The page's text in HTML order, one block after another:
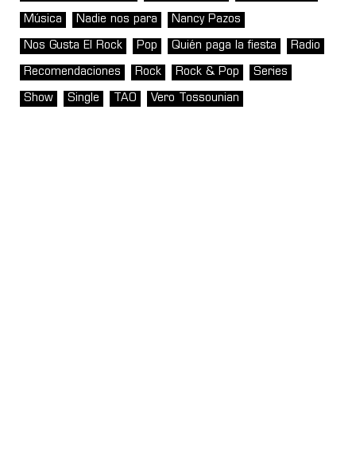
Música Nadie nos para Nancy Pazos
Nos Gusta El Rock Pop Quién paga la fiesta Radio
Recomendaciones Rock Rock & Pop Series
Show Single TAO Vero Tossounian